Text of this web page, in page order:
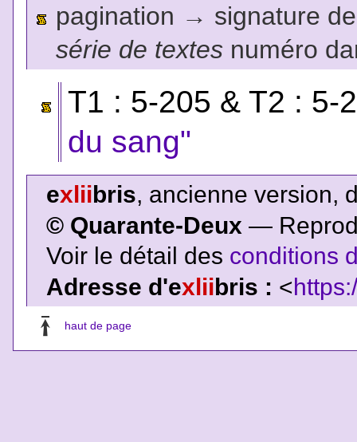
pagination → signature
série de textesnuméro
T1 : 5-205 & T2 : 5-
du sang"
exliibris, ancienne version,
© Quarante-Deux —
Voir le détail des conditions
Adresse d'exliibris : <
haut de page